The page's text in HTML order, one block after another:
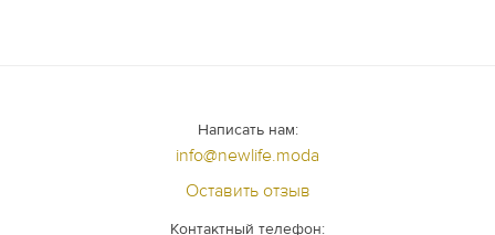
Написать нам:
info@newlife.moda
Оставить отзыв
Контактный телефон: